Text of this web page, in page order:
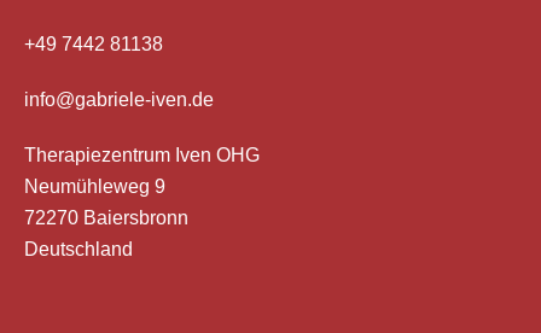
+49 7442 81138
info@gabriele-iven.de
Therapiezentrum Iven OHG
Neumühleweg 9
72270 Baiersbronn
Deutschland